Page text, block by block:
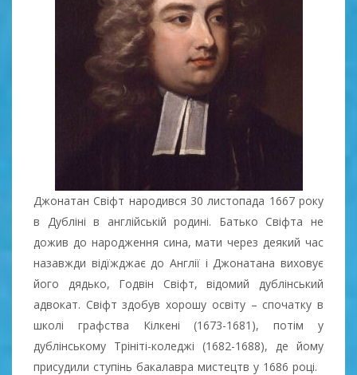
Джонатан Свіфт народився 30 листопада 1667 року
в Дубліні в англійській родині. Батько Свіфта не
дожив до народження сина, мати через деякий час
назавжди відїжджає до Англії і Джонатана виховує
його дядько, Годвін Свіфт, відомий дублінський
адвокат. Свіфт здобув хорошу освіту – спочатку в
школі графства Кілкені (1673-1681), потім у
дублінському Трініті-коледжі (1682-1688), де йому
присудили ступінь бакалавра мистецтв у 1686 році.